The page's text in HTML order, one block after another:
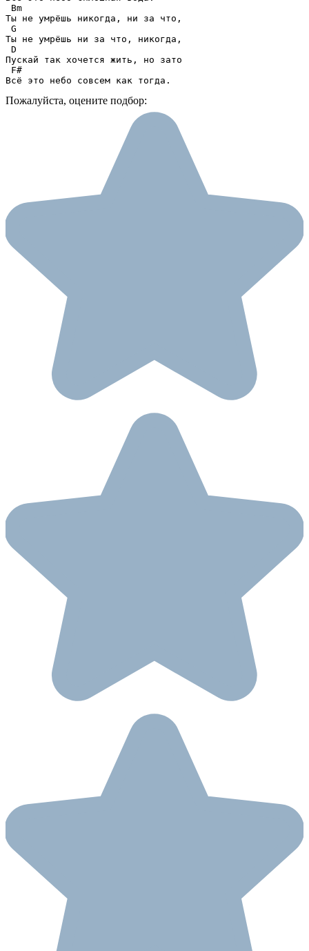
Bm
Ты не умрёшь никогда, ни за что,
G
Ты не умрёшь ни за что, никогда,
D
Пускай так хочется жить, но зато
F#
Всё это небо совсем как тогда.
Пожалуйста, оцените подбор: